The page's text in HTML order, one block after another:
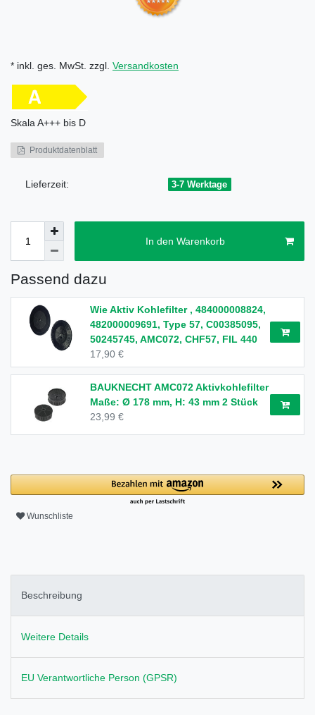
* inkl. ges. MwSt. zzgl. Versandkosten
Skala A+++ bis D
Produktdatenblatt
Lieferzeit: 3-7 Werktage
In den Warenkorb
Passend dazu
Wie Aktiv Kohlefilter , 484000008824,
482000009691, Type 57, C00385095,
50245745, AMC072, CHF57, FIL 440
17,90 €
BAUKNECHT AMC072 Aktivkohlefilter
Maße: Ø 178 mm, H: 43 mm 2 Stück
23,99 €
Wunschliste
Beschreibung
Weitere Details
EU Verantwortliche Person (GPSR)